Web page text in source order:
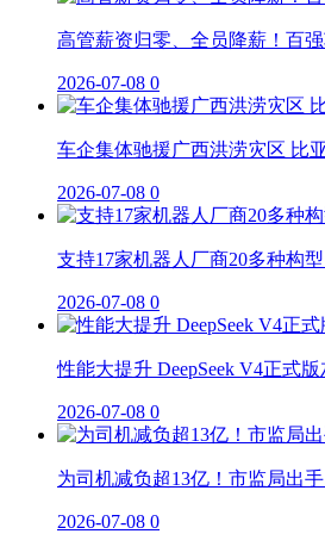
高管薪资归零、全员降薪！百
2026-07-08 0
车企集体驰援广西洪涝灾区 比
2026-07-08 0
支持17家机器人厂商20多种构
2026-07-08 0
性能大提升 DeepSeek V4正式
2026-07-08 0
为司机减负超13亿！市监局出
2026-07-08 0